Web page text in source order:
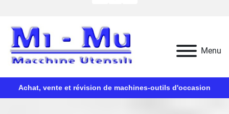
Menu
Achat, vente et révision de machines-outils d'occasion